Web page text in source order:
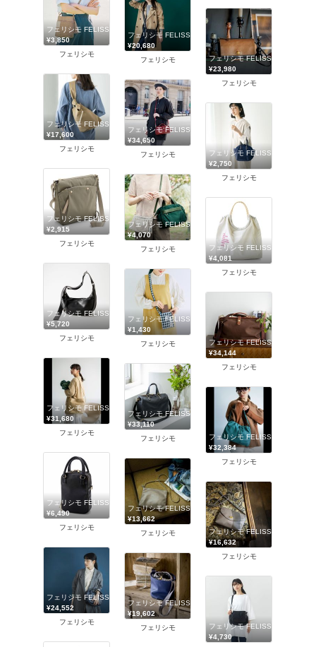
フェリシモ FELISSIMO
¥3,850
フェリシモ
フェリシモ FELISSIMO
¥20,680
フェリシモ
フェリシモ FELISSIMO
¥23,980
フェリシモ
フェリシモ FELISSIMO
¥17,600
フェリシモ
フェリシモ FELISSIMO
¥34,650
フェリシモ
フェリシモ FELISSIMO
¥2,750
フェリシモ
フェリシモ FELISSIMO
¥2,915
フェリシモ
フェリシモ FELISSIMO
¥4,070
フェリシモ
フェリシモ FELISSIMO
¥4,081
フェリシモ
フェリシモ FELISSIMO
¥5,720
フェリシモ
フェリシモ FELISSIMO
¥1,430
フェリシモ
フェリシモ FELISSIMO
¥34,144
フェリシモ
フェリシモ FELISSIMO
¥31,680
フェリシモ
フェリシモ FELISSIMO
¥33,110
フェリシモ
フェリシモ FELISSIMO
¥32,384
フェリシモ
フェリシモ FELISSIMO
¥6,490
フェリシモ
フェリシモ FELISSIMO
¥13,662
フェリシモ
フェリシモ FELISSIMO
¥16,632
フェリシモ
フェリシモ FELISSIMO
¥24,552
フェリシモ
フェリシモ FELISSIMO
¥19,602
フェリシモ
フェリシモ FELISSIMO
¥4,730